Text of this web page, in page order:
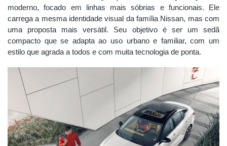
moderno, focado em linhas mais sóbrias e funcionais. Ele
carrega a mesma identidade visual da família Nissan, mas com
uma proposta mais versátil. Seu objetivo é ser um sedã
compacto que se adapta ao uso urbano e familiar, com um
estilo que agrada a todos e com muita tecnologia de ponta.